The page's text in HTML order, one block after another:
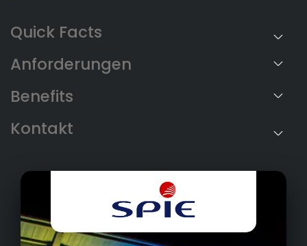
Anforderungen
Benefits